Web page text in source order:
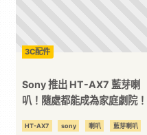
訊
平
3C配件
Sony 推出 HT-AX7 藍芽喇
叭！隨處都能成為家庭劇院！
HT-AX7 sony 喇叭 藍芽喇叭